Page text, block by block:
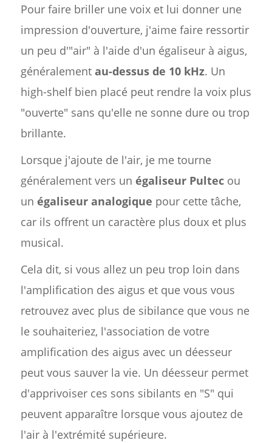
Pour faire briller une voix et lui donner une
impression d'ouverture, j'aime faire ressortir
un peu d'"air" à l'aide d'un égaliseur à aigus,
généralement au-dessus de 10 kHz. Un
high-shelf bien placé peut rendre la voix plus
"ouverte" sans qu'elle ne sonne dure ou trop
brillante.
Lorsque j'ajoute de l'air, je me tourne
généralement vers un égaliseur Pultecou
un égaliseur analogique pour cette tâche,
car ils offrent un caractère plus doux et plus
musical.
Cela dit, si vous allez un peu trop loin dans
l'amplification des aigus et que vous vous
retrouvez avec plus de sibilance que vous ne
le souhaiteriez, l'association de votre
amplification des aigus avec un déesseur
peut vous sauver la vie. Un déesseur permet
d'apprivoiser ces sons sibilants en "S" qui
peuvent apparaître lorsque vous ajoutez de
l'air à l'extrémité supérieure.